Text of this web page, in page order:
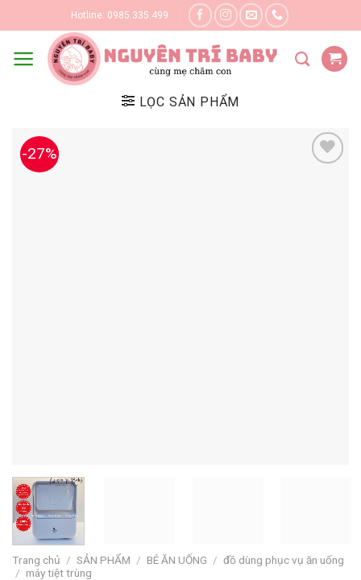
to
content
Hotline: 0985.335.499
LỌC SẢN PHẨM
-27%
Trang chủ / SẢN PHẨM / BÉ ĂN UỐNG / đồ dùng phục vụ ăn uống
/ máy tiệt trùng